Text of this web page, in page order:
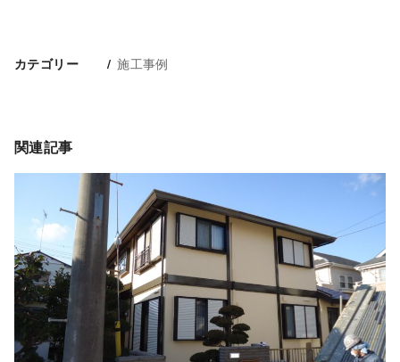
カテゴリー 施工事例
関連記事